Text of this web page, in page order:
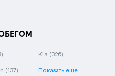
Kia (326)
(137) Показать еще